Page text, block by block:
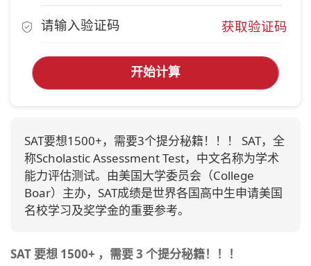
获取验证码
开始计算
SAT要想1500+，需要3个提分秘籍！！！ SAT，全
称Scholastic Assessment Test，中文名称为学术
能力评估测试。由美国大学委员会（College
Boar）主办，SAT成绩是世界各国高中生申请美国
名校学习及奖学金的重要参考。
SAT 要想 1500+ ，需要 3 个提分秘籍！！！